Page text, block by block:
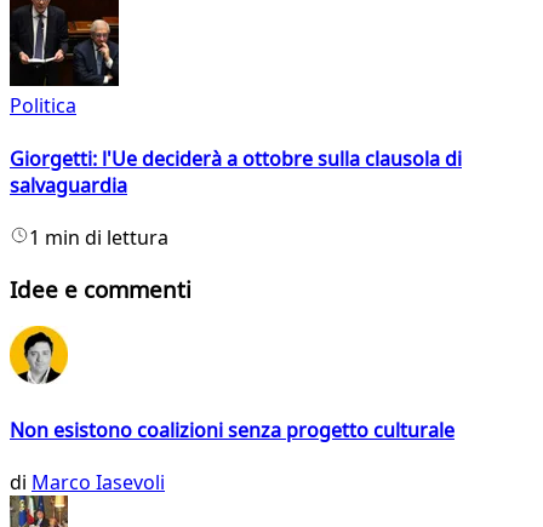
Politica
Giorgetti: l'Ue deciderà a ottobre sulla clausola di
salvaguardia
1 min di lettura
Idee e commenti
Non esistono coalizioni senza progetto culturale
di Marco Iasevoli